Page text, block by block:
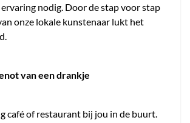
ervaring nodig. Door de stap voor stap
onze lokale kunstenaar lukt het
van een drankje
café of restaurant bij jou in de buurt.